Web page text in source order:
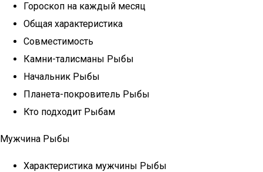
Гороскоп на каждый месяц
Общая характеристика
Совместимость
Камни-талисманы Рыбы
Начальник Рыбы
Планета-покровитель Рыбы
Кто подходит Рыбам
Мужчина Рыбы
Характеристика мужчины Рыбы